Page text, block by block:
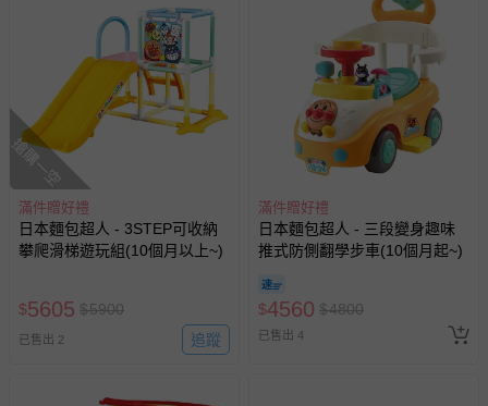
搶購一空
滿件贈好禮
日本麵包超人 - 3STEP可收納
攀爬滑梯遊玩組(10個月以上~)
$5605 $5900
已售出 2 追蹤
滿件贈好禮
日本麵包超人 - 三段變身趣味
推式防側翻學步車(10個月起~)
$4560 $4800
已售出 4